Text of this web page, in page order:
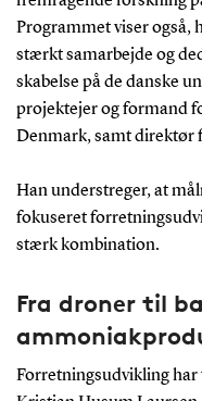
Programmet viser også,
stærkt samarbejde og
skabelse på de danske
projektejer og formand
Denmark, samt direktør
Han understreger, at
fokuseret
stærk kombination.
Fra droner til
Forretningsudvikling